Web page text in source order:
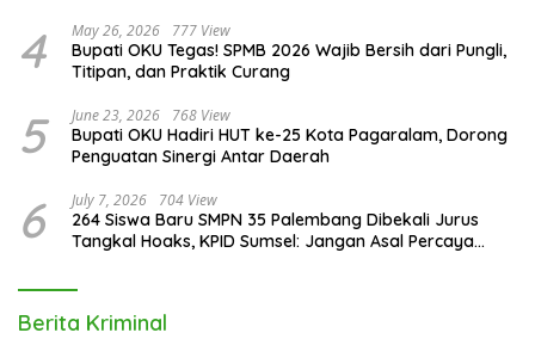
4 May 26, 2026 777 View
Bupati OKU Tegas! SPMB 2026 Wajib Bersih dari Pungli,
Titipan, dan Praktik Curang
5 June 23, 2026 768 View
Bupati OKU Hadiri HUT ke-25 Kota Pagaralam, Dorong
Penguatan Sinergi Antar Daerah
6 July 7, 2026 704 View
264 Siswa Baru SMPN 35 Palembang Dibekali Jurus
Tangkal Hoaks, KPID Sumsel: Jangan Asal Percaya
Berita Kriminal